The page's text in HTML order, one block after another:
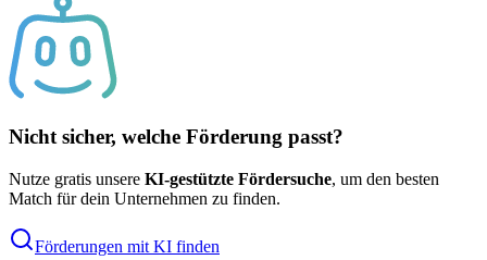
Nicht sicher, welche Förderung passt?
Nutze gratis unsere KI-gestützte Fördersuche, um den besten
Match für dein Unternehmen zu finden.
Förderungen mit KI finden